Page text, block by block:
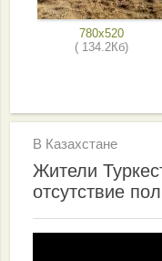
780x520
( 134.2Кб)
В Казахстане
Жители
отсутствие